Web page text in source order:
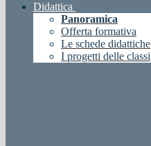
Didattica
Panoramica
Offerta formativa
Le schede didattiche
I progetti delle classi